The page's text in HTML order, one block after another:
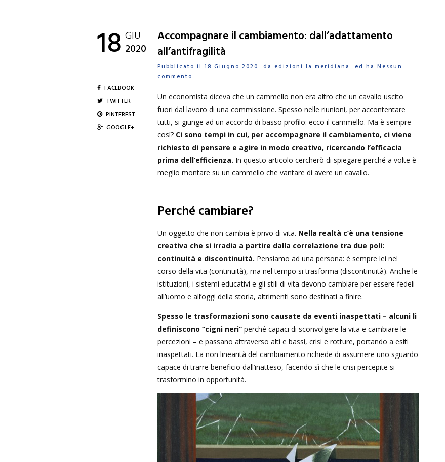
18 GIU
2020
FACEBOOK
TWITTER
PINTEREST
GOOGLE+
Accompagnare il cambiamento: dall’adattamento
all’antifragilità
Pubblicato il 18 Giugno 2020 da edizioni la meridiana ed ha Nessun
commento
Un economista diceva che un cammello non era altro che un cavallo uscito
fuori dal lavoro di una commissione. Spesso nelle riunioni, per accontentare
tutti, si giunge ad un accordo di basso profilo: ecco il cammello. Ma è sempre
così? Ci sono tempi in cui, per accompagnare il cambiamento, ci viene
richiesto di pensare e agire in modo creativo, ricercando l’efficacia
prima dell’efficienza. In questo articolo cercherò di spiegare perché a volte è
meglio montare su un cammello che vantare di avere un cavallo.
Perché cambiare?
Un oggetto che non cambia è privo di vita. Nella realtà c’è una tensione
creativa che si irradia a partire dalla correlazione tra due poli:
continuità e discontinuità. Pensiamo ad una persona: è sempre lei nel
corso della vita (continuità), ma nel tempo si trasforma (discontinuità). Anche le
istituzioni, i sistemi educativi e gli stili di vita devono cambiare per essere fedeli
all’uomo e all’oggi della storia, altrimenti sono destinati a finire.
Spesso le trasformazioni sono causate da eventi inaspettati – alcuni li
definiscono “cigni neri” perché capaci di sconvolgere la vita e cambiare le
percezioni – e passano attraverso alti e bassi, crisi e rotture, portando a esiti
inaspettati. La non linearità del cambiamento richiede di assumere uno sguardo
capace di trarre beneficio dall’inatteso, facendo sì che le crisi percepite si
trasformino in opportunità.